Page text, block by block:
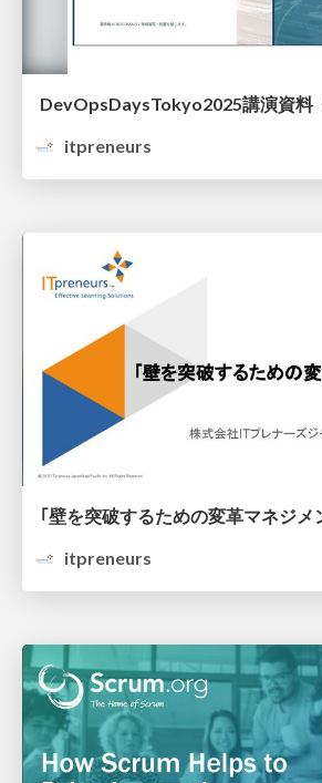
itpreneurs
｢壁を突破するための変革マネジメ
itpreneurs